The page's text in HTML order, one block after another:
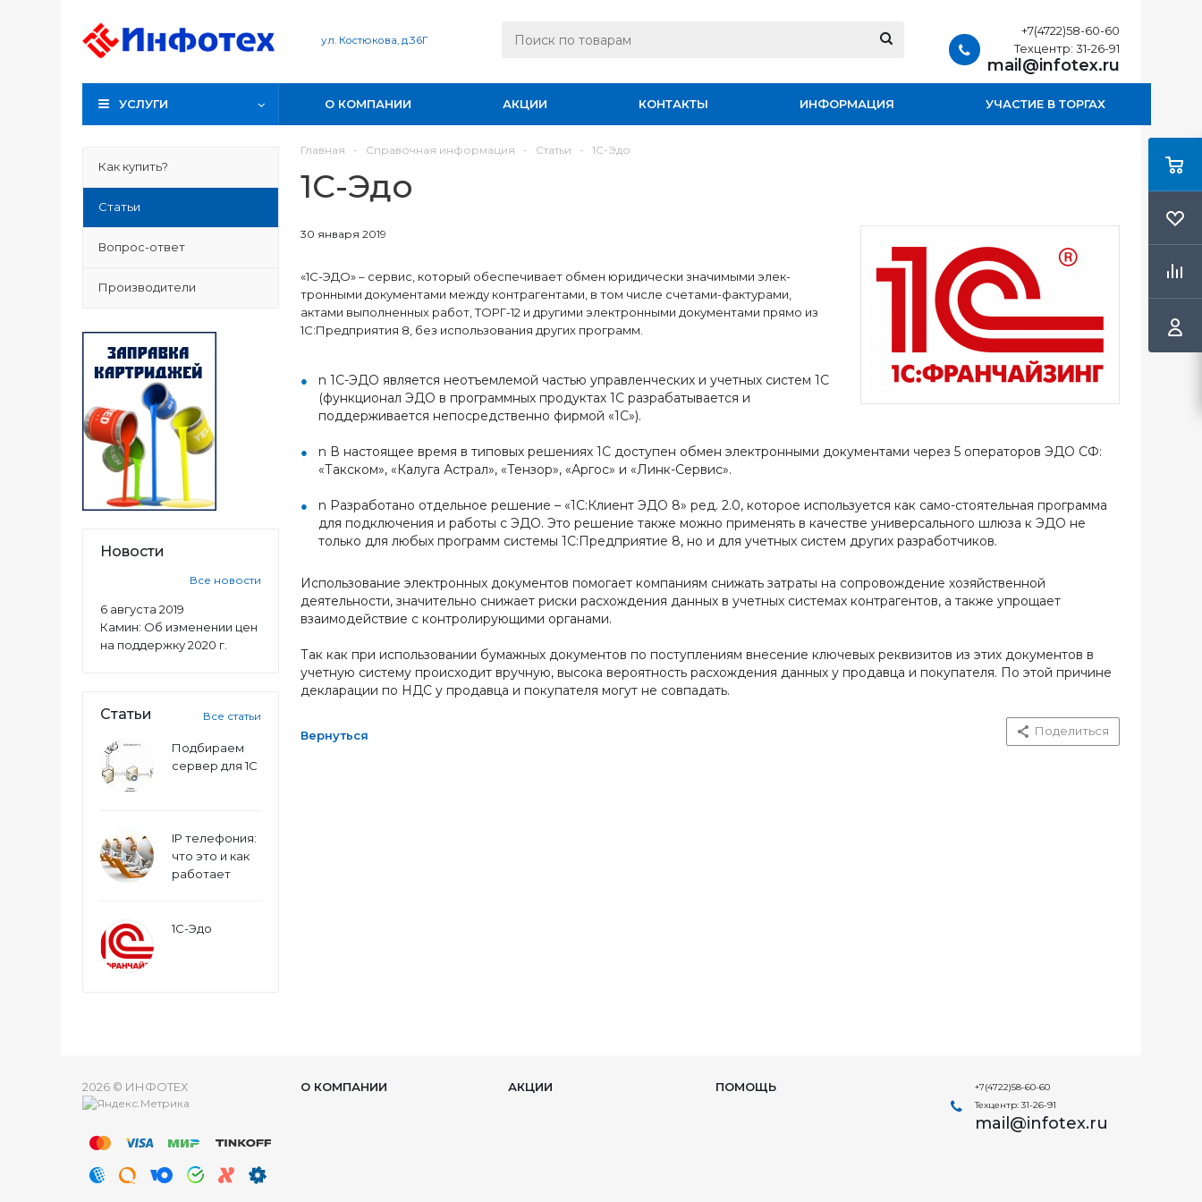
ул. Костюкова, д.36Г
+7(4722)58-60-60
Техцентр: 31-26-91
mail@infotex.ru
УСЛУГИ О КОМПАНИИ АКЦИИ КОНТАКТЫ ИНФОРМАЦИЯ УЧАСТИЕ В ТОРГАХ
Как купить?
Статьи
Вопрос-ответ
Производители
Новости
Все новости
6 августа 2019
Камин: Об изменении цен
на поддержку 2020 г.
Статьи Все статьи
Подбираем
сервер для 1С
IP телефония:
что это и как
работает
1С-Эдо
Главная - Справочная информация - Статьи - 1С-Эдо
1С-Эдо
30 января 2019
«1С-ЭДО» – сервис, который обеспечивает обмен юридически значимыми элек-
тронными документами между контрагентами, в том числе счетами-фактурами,
актами выполненных работ, ТОРГ-12 и другими электронными документами прямо из
1С:Предприятия 8, без использования других программ.
n 1С-ЭДО является неотъемлемой частью управленческих и учетных систем 1С
(функционал ЭДО в программных продуктах 1С разрабатывается и
поддерживается непосредственно фирмой «1С»).
n В настоящее время в типовых решениях 1С доступен обмен электронными документами через 5 операторов ЭДО СФ:
«Такском», «Калуга Астрал», «Тензор», «Аргос» и «Линк-Сервис».
n Разработано отдельное решение – «1С:Клиент ЭДО 8» ред. 2.0, которое используется как само-стоятельная программа
для подключения и работы с ЭДО. Это решение также можно применять в качестве универсального шлюза к ЭДО не
только для любых программ системы 1С:Предприятие 8, но и для учетных систем других разработчиков.
Использование электронных документов помогает компаниям снижать затраты на сопровождение хозяйственной
деятельности, значительно снижает риски расхождения данных в учетных системах контрагентов, а также упрощает
взаимодействие с контролирующими органами.
Так как при использовании бумажных документов по поступлениям внесение ключевых реквизитов из этих документов в
учетную систему происходит вручную, высока вероятность расхождения данных у продавца и покупателя. По этой причине
декларации по НДС у продавца и покупателя могут не совпадать.
Вернуться Поделиться
2026 © ИНФОТЕХ О КОМПАНИИ АКЦИИ ПОМОЩЬ
+7(4722)58-60-60
Техцентр: 31-26-91
mail@infotex.ru